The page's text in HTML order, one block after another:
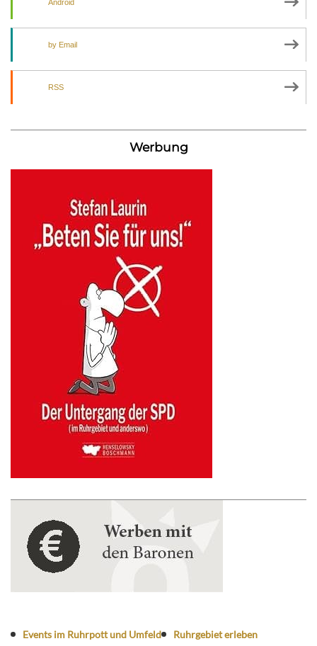
Android
by Email
RSS
Werbung
Events im Ruhrpott und Umfeld Ruhrgebiet erleben